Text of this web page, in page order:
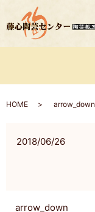
HOME arrow_down
2018/06/26
arrow_down